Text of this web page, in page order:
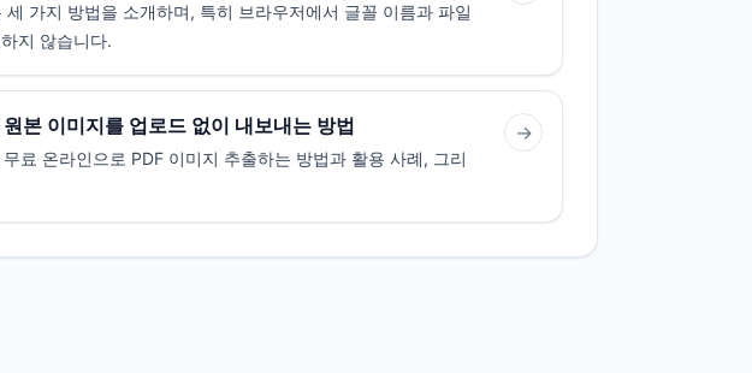
가지 방법을 소개하며, 특히 브라우저에서 글꼴 이름과 파일
지 않습니다.
본 이미지를 업로드 없이 내보내는 방법
료 온라인으로 PDF 이미지 추출하는 방법과 활용 사례, 그리
→